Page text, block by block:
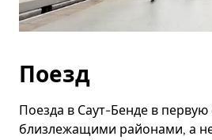
Поезд
Поезда в Саут-Бенде в
близлежащими районами, а